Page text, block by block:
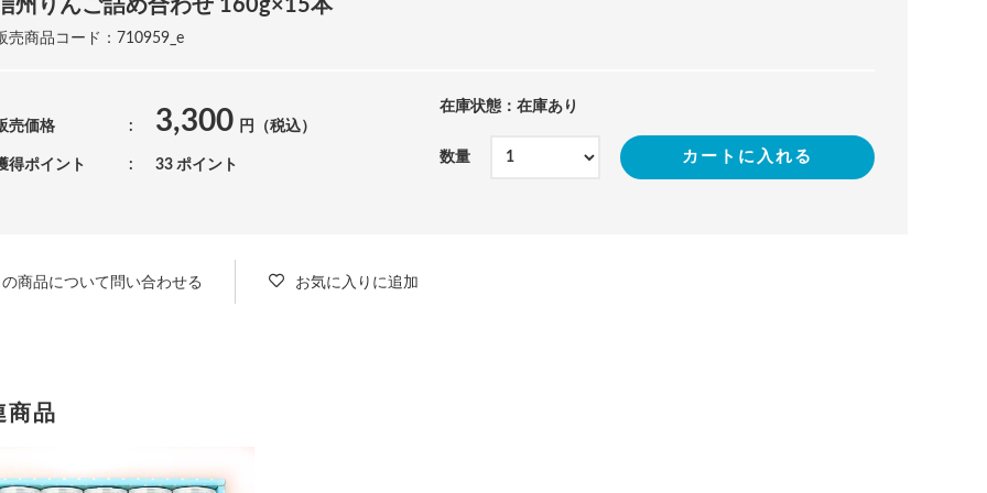
州りんご詰め合わせ 160g×15本
売商品コード：710959_e
売価格 3,300 円（税込）
得ポイント 33 ポイント
在庫状態：在庫あり
数量 カートに入れる
商品について問い合わせる お気に入りに追加
商品